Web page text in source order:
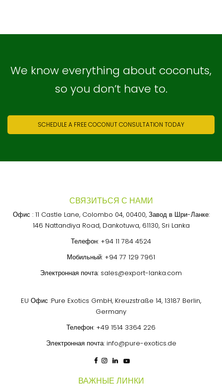
We know everything about coconuts,
so you don’t have to.
SCHEDULE A FREE COCONUT CONSULTATION TODAY
СВЯЗИТЬСЯ С НАМИ
Офис : 11 Castle Lane, Colombo 04, 00400, Завод в Шри-Ланке:
146 Nattandiya Road, Dankotuwa, 61130, Sri Lanka
Телефон: +94 11 784 4524
Мобильный: +94 77 129 7961
Электронная почта: sales@export-lanka.com
EU Офис :Pure Exotics GmbH, Kreuzstraße 14, 13187 Berlin,
Germany
Телефон: +49 1514 3364 226
Электронная почта: info@pure-exotics.de
ВАЖНЫЕ ЛИНКИ